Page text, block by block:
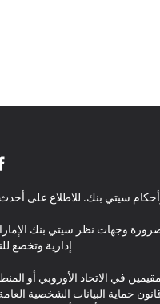
سيتي بنك. للاطلاع على
وجهات نظر سيتي بنك
إدارية وتخضع
في الاتحاد الأوروبي أو
قانون حماية البيانات